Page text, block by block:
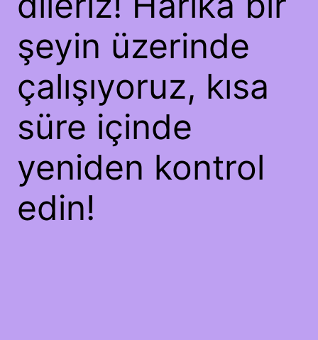
şeyin üzerinde
çalışıyoruz, kısa
süre içinde
yeniden kontrol
edin!